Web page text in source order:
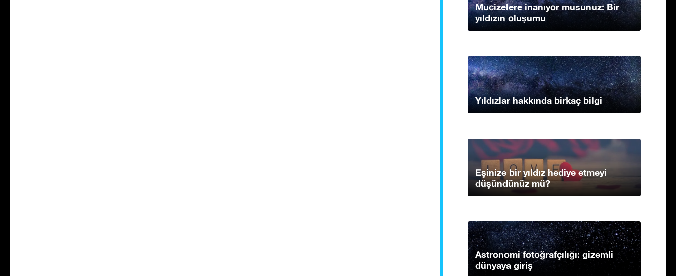
Mucizelere inanıyor musunuz: Bir
yıldızın oluşumu
Yıldızlar hakkında birkaç bilgi
Eşinize bir yıldız hediye etmeyi
düşündünüz mü?
Astronomi fotoğrafçılığı: gizemli
dünyaya giriş